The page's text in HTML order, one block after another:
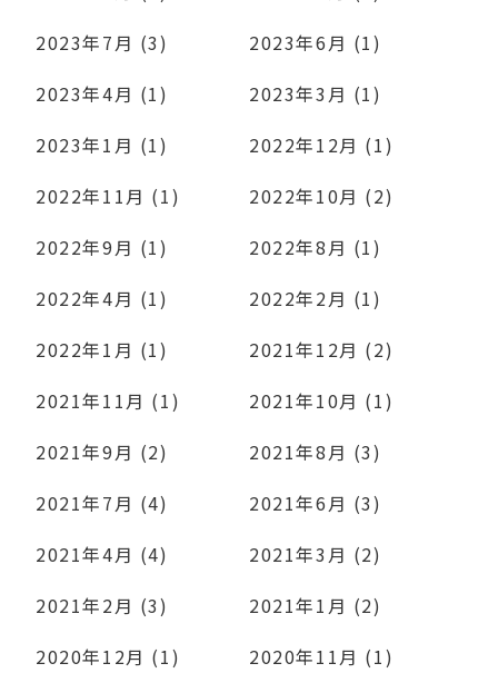
2023年7月 (3)
2023年6月 (1)
2023年4月 (1)
2023年3月 (1)
2023年1月 (1)
2022年12月 (1)
2022年11月 (1)
2022年10月 (2)
2022年9月 (1)
2022年8月 (1)
2022年4月 (1)
2022年2月 (1)
2022年1月 (1)
2021年12月 (2)
2021年11月 (1)
2021年10月 (1)
2021年9月 (2)
2021年8月 (3)
2021年7月 (4)
2021年6月 (3)
2021年4月 (4)
2021年3月 (2)
2021年2月 (3)
2021年1月 (2)
2020年12月 (1)
2020年11月 (1)